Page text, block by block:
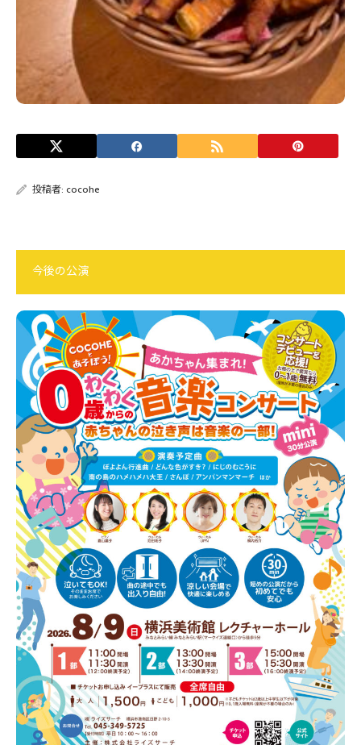
投稿者: cocohe
今後の公演